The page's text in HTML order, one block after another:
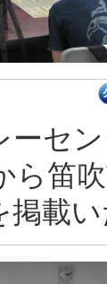
ーセ
ら笛
載い